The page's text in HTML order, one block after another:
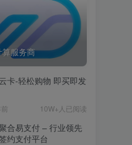
服务商
卡-轻松购物 即买即发
10W+人已阅读
合易支付 – 行业领先
约支付平台